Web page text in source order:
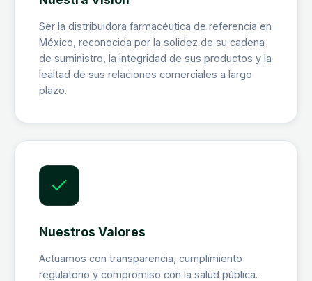
Ser la distribuidora farmacéutica de referencia en
México, reconocida por la solidez de su cadena
de suministro, la integridad de sus productos y la
lealtad de sus relaciones comerciales a largo
plazo.
Nuestros Valores
Actuamos con transparencia, cumplimiento
regulatorio y compromiso con la salud pública.